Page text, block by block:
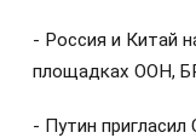
- Россия и Китай
площадках ООН,
- Путин